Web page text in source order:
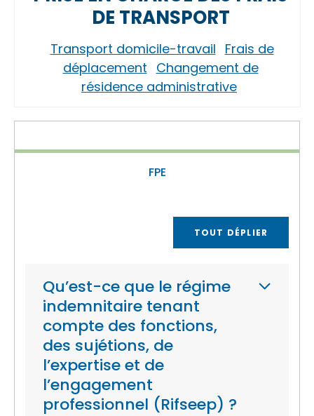
DE TRANSPORT
Transport domicile-travail Frais de
déplacement Changement de
résidence administrative
FPE
TOUT DÉPLIER
Qu’est-ce que le régime
indemnitaire tenant
compte des fonctions,
des sujétions, de
l’expertise et de
l’engagement
professionnel (Rifseep) ?